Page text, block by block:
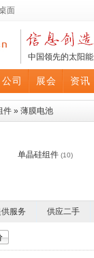
面
中国领先的太阳
公司 展会 资讯
件 » 薄膜电池
单晶硅组件 (10)
服务 供应二手